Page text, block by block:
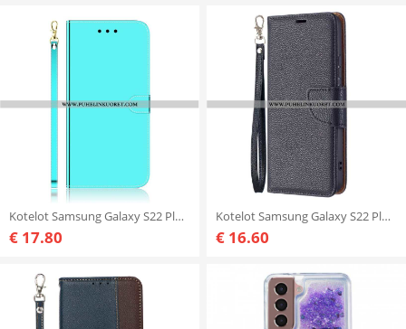
Kotelot Samsung Galaxy S22 Plus 5G Keinonahkainen Peilin Kansi
€ 17.80
Kotelot Samsung Galaxy S22 Plus 5G Litsi Rabat Oblique
€ 16.60